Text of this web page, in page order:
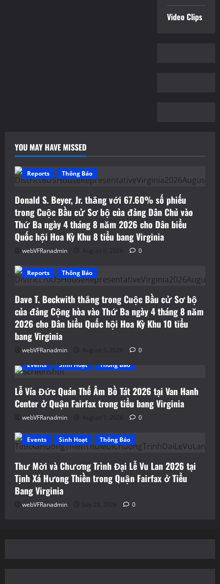
Video Clips
YOU MAY HAVE MISSED
Reports Thông Báo
Donald S. Beyer, Jr. thắng với 67.60% số phiếu
trong Cuộc Bầu cử Sơ bộ của đảng Dân Chủ vào
Thứ Ba ngày 4 tháng 8 năm 2026 cho Dân biểu
Quốc hội Hoa Kỳ Khu 8 tiểu bang Virginia
webVFRanadmin August 6, 2026 0
Reports Thông Báo
Dave T. Beckwith thắng trong Cuộc Bầu cử Sơ bộ
của đảng Cộng hòa vào Thứ Ba ngày 4 tháng 8 năm
2026 cho Dân biểu Quốc hội Hoa Kỳ Khu 10 tiểu
bang Virginia
webVFRanadmin August 5, 2026
0
Events
Sinh Hoạt Thông Báo
Lễ Vía Đức Quán Thế Âm Bồ Tát 2026 tại Van Hanh
Center ở Quận Fairfax trong tiểu bang Virginia
webVFRanadmin August 1, 2026 0
Events Sinh Hoạt Thông Báo
Thư Mời và Chương Trình Đại Lễ Vu Lan 2026 tại
Tịnh Xá Hưong Thiền trong Quận Fairfax ở Tiểu
Bang Virginia
webVFRanadmin July 28, 2026 0